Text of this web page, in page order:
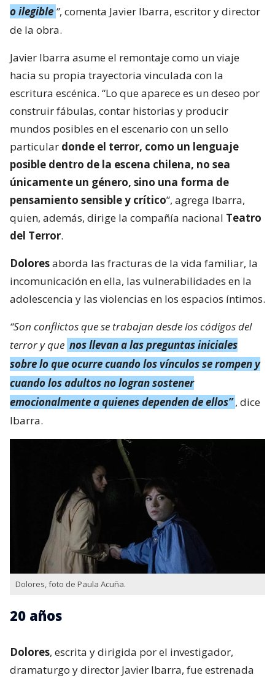
o ilegible ”, comenta Javier Ibarra, escritor y director
de la obra.
Javier Ibarra asume el remontaje como un viaje
hacia su propia trayectoria vinculada con la
escritura escénica. “Lo que aparece es un deseo por
construir fábulas, contar historias y producir
mundos posibles en el escenario con un sello
particular donde el terror, como un lenguaje
posible dentro de la escena chilena, no sea
únicamente un género, sino una forma de
pensamiento sensible y crítico”, agrega Ibarra,
quien, además, dirige la compañía nacional Teatro
del Terror.
Doloresaborda las fracturas de la vida familiar, la
incomunicación en ella, las vulnerabilidades en la
adolescencia y las violencias en los espacios íntimos.
“Son conflictos que se trabajan desde los códigos del
terror y que nos llevan a las preguntas iniciales
sobre lo que ocurre cuando los vínculos se rompen y
cuando los adultos no logran sostener
emocionalmente a quienes dependen de ellos” , dice
Ibarra.
Dolores, foto de Paula Acuña.
20 años
Dolores, escrita y dirigida por el investigador,
dramaturgo y director Javier Ibarra, fue estrenada